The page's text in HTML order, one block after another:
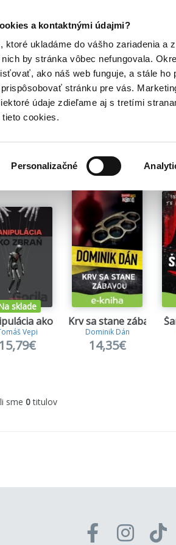
a kontaktnými údajmi?
ktoré ukladáme do vášho zariadenia a
by stránka vôbec nefungovala.
ako náš web funguje, a stále
stránku pre vás.
údaje zdieľame aj s tretími
cookies.
Personalizačné
Doplnky
pre teba
sklade
ako zbraň
Vepi
15,79€
Krv sa stane zábavou
Dominik Dán
14,35€
sme 0titulov